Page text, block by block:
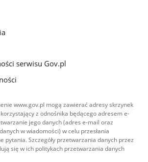
serwisu Gov.pl
www.gov.pl mogą zawierać adresy skrzynek
z odnośnika będącego adresem e-
jego danych (adres e-mail oraz
w wiadomości) w celu przesłania
pytania. Szczegóły przetwarzania danych przez
się w ich politykach przetwarzania danych